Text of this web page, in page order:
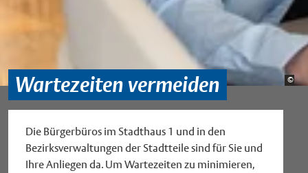
©
Wartezeiten vermeiden
Die Bürgerbüros im Stadthaus 1 und in den
Bezirksverwaltungen der Stadtteile sind für Sie und
Ihre Anliegen da. Um Wartezeiten zu minimieren,